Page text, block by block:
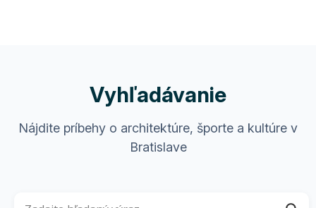
Vyhľadávanie
Nájdite príbehy o architektúre, športe a kultúre v
Bratislave